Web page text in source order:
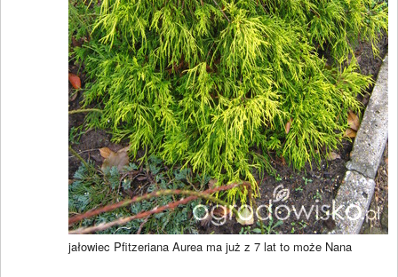
jałowiec Pfitzeriana Aurea ma już z 7 lat to może Nana